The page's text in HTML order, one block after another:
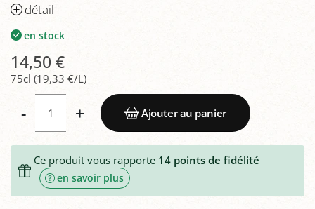
détail
en stock
14,50 €
75cl (19,33 €/L)
- + Ajouter au panier
Ce produit vous rapporte 14 points de fidélité
en savoir plus